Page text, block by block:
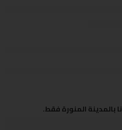
بالمدينة المنورة فقط.